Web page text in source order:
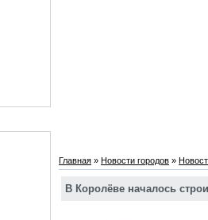
Главная » Новости городов »
В Королёве началось